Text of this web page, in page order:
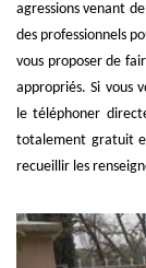
agressions venant
des professionnels
vous proposer de
appropriés. Si vous
le téléphoner
totalement gratuit
recueillir les